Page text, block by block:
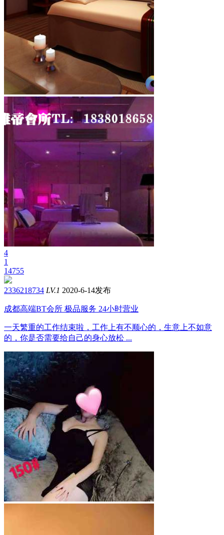
4
1
14755
2336218734 LV.1 2020-6-14发布
成都高端BT会所 极品服务 24小时营业
一天繁重的工作结束啦，工作上有不顺心的，生意上不如意
的，你是否需要给自己的身心放松 ...